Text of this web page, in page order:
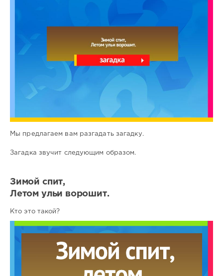
Мы предлагаем вам разгадать загадку.
Загадка звучит следующим образом.
Зимой спит,
Летом ульи ворошит.
Кто это такой?